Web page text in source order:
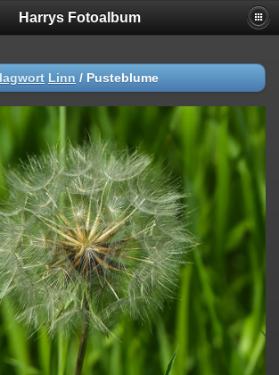
Harrys Fotoalbum
Linn / Pusteblume